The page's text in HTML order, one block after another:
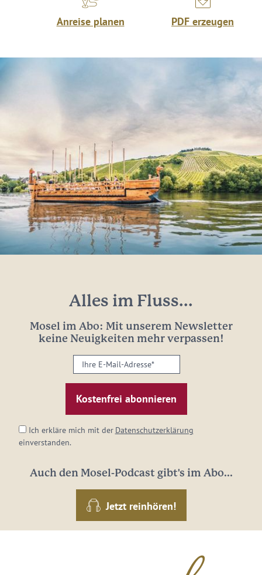
Anreise planen PDF erzeugen
Alles im Fluss...
Mosel im Abo: Mit unserem Newsletter
keine Neuigkeiten mehr verpassen!
Ihre
E-
Mail-
Adresse:
Ich erkläre mich mit der Datenschutzerklärung
einverstanden.
Auch den Mosel-Podcast gibt's im Abo...
Jetzt reinhören!